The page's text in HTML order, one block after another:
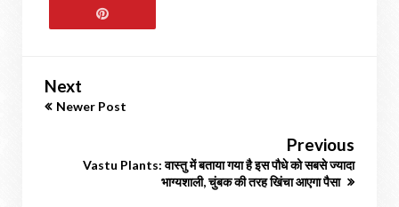
Next
Newer Post
Previous
Vastu Plants: वास्तु में बताया गया है इस पौधे को सबसे ज्यादा
भाग्यशाली, चुंबक की तरह खिंचा आएगा पैसा